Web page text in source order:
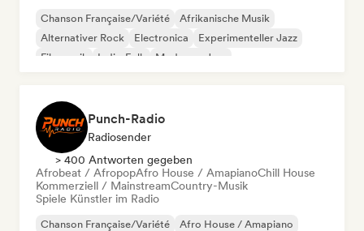
Chanson Française/Variété
Afrikanische Musik
Alternativer Rock
Electronica
Experimenteller Jazz
Filmmusik
Indie-Folk Moderner Jazz
Punch-Radio
Radiosender
> 400 Antworten gegeben
Afrobeat / AfropopAfro House / AmapianoChill House
Kommerziell / MainstreamCountry-Musik
Spiele Künstler im Radio
Chanson Française/Variété
Afro House / Amapiano